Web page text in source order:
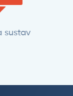
sustav